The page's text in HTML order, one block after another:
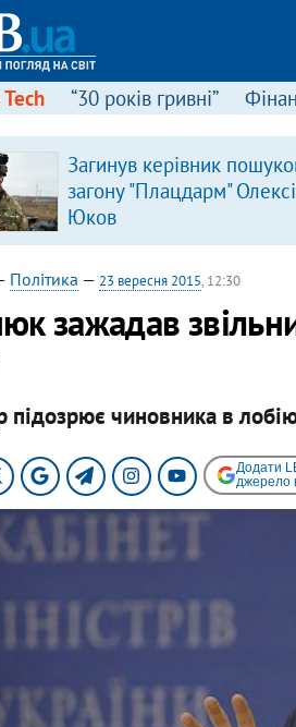
“30 років гривні”
Загинув керівник
загону "Плацдарм"
Юков
Політика — 23 вересня 2015, 12:30
зажадав
підозрює чиновника в
Додати
джерело